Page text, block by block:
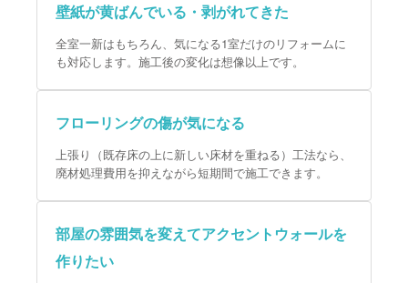
壁紙が黄ばんでいる・剥がれてきた
全室一新はもちろん、気になる1室だけのリフォームに
も対応します。施工後の変化は想像以上です。
フローリングの傷が気になる
上張り（既存床の上に新しい床材を重ねる）工法なら、
廃材処理費用を抑えながら短期間で施工できます。
部屋の雰囲気を変えてアクセントウォールを
作りたい